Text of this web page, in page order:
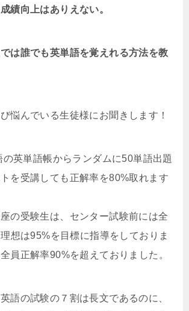
績向上はありえない。
は誰でも英単語を覚えれる方法を教
悩んでいる生徒様にお聞きします！
英単語帳からランダムに50単語出題
を受講しても正解率を80%取れます
の受験生は、センター試験前には全
想は95%を目標に指導をしておりま
員正解率90%を超えておりました。
語の試験の７割は長文であるのに、